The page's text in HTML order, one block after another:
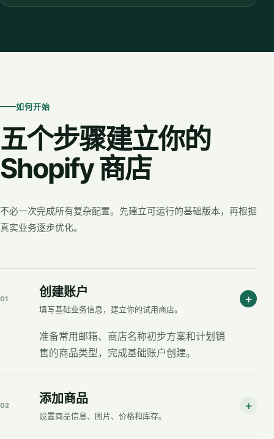
如何开始
五个步骤建立你的
Shopify 商店
不必一次完成所有复杂配置。先建立可运行的基础版本，再根据
真实业务逐步优化。
01 创建账户
填写基础业务信息，建立你的试用商店。
+
准备常用邮箱、商店名称初步方案和计划销
售的商品类型，完成基础账户创建。
02 添加商品
设置商品信息、图片、价格和库存。
+